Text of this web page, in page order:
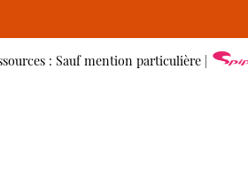
: Sauf mention particulière |